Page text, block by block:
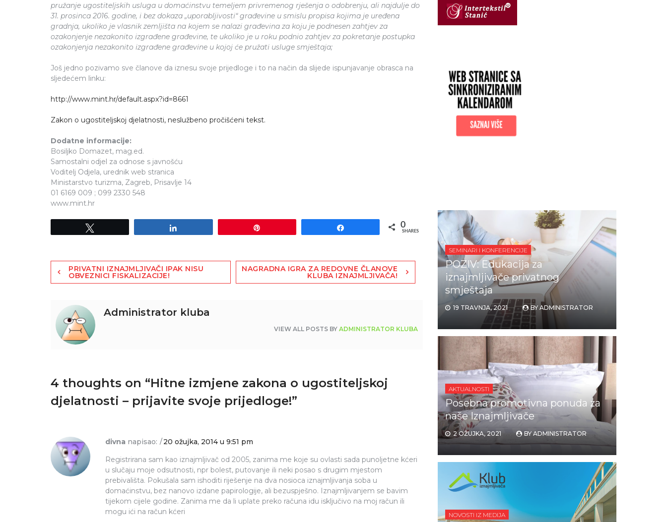
pružanje ugostiteljskih usluga u domaćinstvu temeljem privremenog rješenja o odobrenju, ali najdulje do
31. prosinca 2016. godine, i bez dokaza „uporabljivosti“ građevine u smislu propisa kojima je uređena
gradnja, ukoliko je vlasnik zemljišta na kojem se nalazi građevina za koju je podnesen zahtjev za
ozakonjenje nezakonito izgrađene građevine, te ukoliko je u roku podnio zahtjev za pokretanje postupka
ozakonjenja nezakonito izgrađene građevine u kojoj će pružati usluge smještaja;
Još jedno pozivamo sve članove da iznesu svoje prijedloge i to na način da slijede ispunjavanje obrasca na
sljedećem linku:
http://www.mint.hr/default.aspx?id=8661
Zakon o ugostiteljskoj djelatnosti, neslužbeno pročišćeni tekst.
Dodatne informacije:
Bosiljko Domazet, mag.ed.
Samostalni odjel za odnose s javnošću
Voditelj Odjela, urednik web stranica
Ministarstvo turizma, Zagreb, Prisavlje 14
01 6169 009 ; 099 2330 548
www.mint.hr
0
SHARES
PRIVATNI IZNAJMLJIVAČI IPAK NISU
OBVEZNICI FISKALIZACIJE!
NAGRADNA IGRA ZA REDOVNE ČLANOVE
KLUBA IZNAJMLJIVAČA!
Administrator kluba
VIEW ALL POSTS BYADMINISTRATOR KLUBA
4 thoughts on “Hitne izmjene zakona o ugostiteljskoj
djelatnosti – prijavite svoje prijedloge!”
divna napisao:
20 ožujka, 2014 u 9:51 pm
Registrirana sam kao iznajmljivač od 2005, zanima me koje su ovlasti sada punoljetne kćeri
u slučaju moje odsutnosti, npr bolest, putovanje ili neki posao s drugim mjestom
prebivališta. Pokušala sam ishoditi riješenje na dva nosioca iznajmljivanja soba u
domaćinstvu, bez nanovo izdane papirologije, ali bezuspješno. Iznajmljivanjem se bavim
tijekom cijele godine. Zanima me da li uplate preko računa idu isključivo na moj račun ili
mogu ići na račun kćeri
SEMINARI I KONFERENCIJE
POZIV: Edukacija za
iznajmljivače privatnog
smještaja
19 TRAVNJA, 2021 BYADMINISTRATOR
AKTUALNOSTI
Posebna promotivna ponuda za
naše Iznajmljivače
2 OŽUJKA, 2021 BYADMINISTRATOR
NOVOSTI IZ MEDIJA